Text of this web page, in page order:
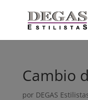
Cambio
por DEGAS